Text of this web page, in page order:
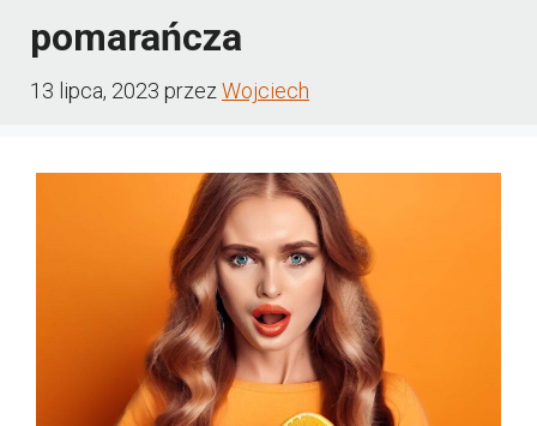
pomarańcza
13 lipca, 2023 przezWojciech